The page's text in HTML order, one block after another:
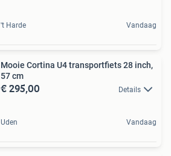
't Harde Vandaag
Mooie Cortina U4 transportfiets 28 inch,
57 cm
€ 295,00 Details
Uden Vandaag